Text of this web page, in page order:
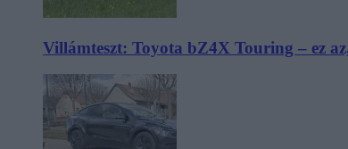
Villámteszt: Toyota bZ4X Touring – ez